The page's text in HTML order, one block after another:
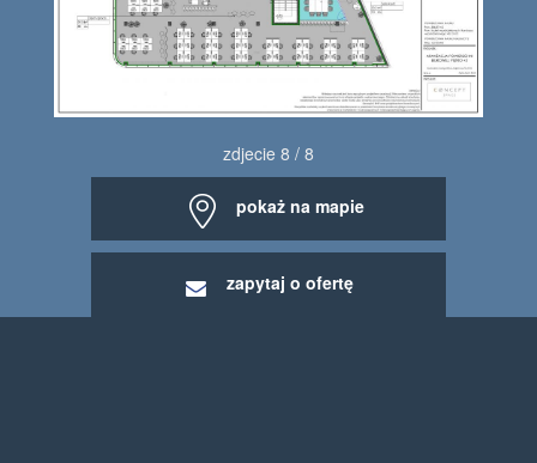
zdjecie 8 / 8
pokaż na mapie
zapytaj o ofertę